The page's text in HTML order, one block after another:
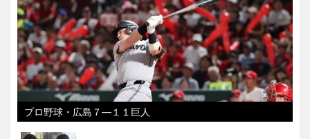
プロ野球・広島７―１１巨人